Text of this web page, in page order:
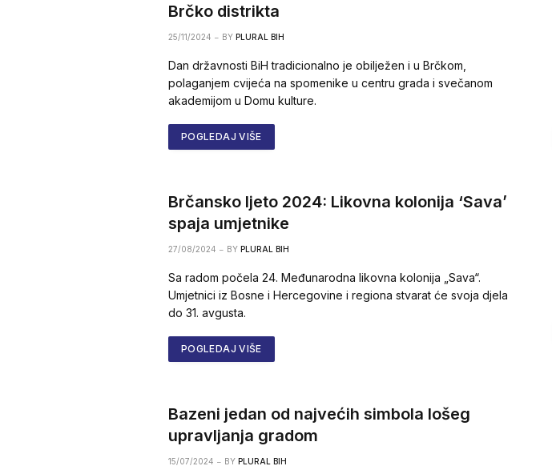
Brčko distrikta
25/11/2024 BY PLURAL BIH
Dan državnosti BiH tradicionalno je obilježen i u Brčkom,
polaganjem cvijeća na spomenike u centru grada i svečanom
akademijom u Domu kulture.
POGLEDAJ VIŠE
Brčansko ljeto 2024: Likovna kolonija ‘Sava’
spaja umjetnike
27/08/2024 BY PLURAL BIH
Sa radom počela 24. Međunarodna likovna kolonija „Sava“.
Umjetnici iz Bosne i Hercegovine i regiona stvarat će svoja djela
do 31. avgusta.
POGLEDAJ VIŠE
Bazeni jedan od najvećih simbola lošeg
upravljanja gradom
15/07/2024 BY PLURAL BIH